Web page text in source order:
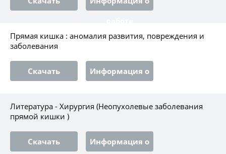
Прямая кишка : аномалия развития, повреждения и
заболевания
Скачать
Информация о
Литература - Хирургия (Неопухолевые заболевания
прямой кишки )
Скачать
Информация о